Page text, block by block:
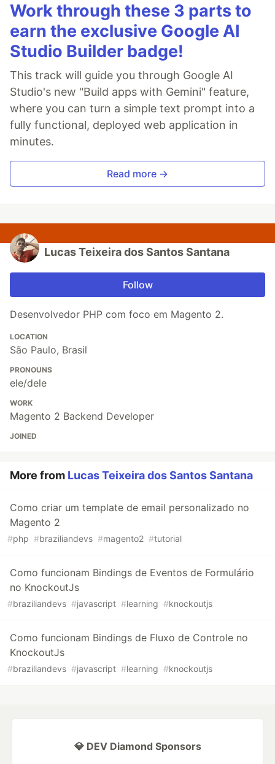
Work through these 3 parts to
earn the exclusive Google AI
Studio Builder badge!
This track will guide you through Google AI
Studio's new "Build apps with Gemini" feature,
where you can turn a simple text prompt into a
fully functional, deployed web application in
minutes.
Read more →
Lucas Teixeira dos Santos Santana
Follow
Desenvolvedor PHP com foco em Magento 2.
LOCATION
São Paulo, Brasil
PRONOUNS
ele/dele
WORK
Magento 2 Backend Developer
JOINED
More from Lucas Teixeira dos Santos Santana
Como criar um template de email personalizado no
Magento 2
#php #braziliandevs #magento2 #tutorial
Como funcionam Bindings de Eventos de Formulário
no KnockoutJs
#braziliandevs #javascript #learning #knockoutjs
Como funcionam Bindings de Fluxo de Controle no
KnockoutJs
#braziliandevs #javascript #learning #knockoutjs
💎 DEV Diamond Sponsors